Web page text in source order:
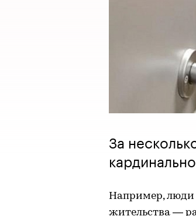
За
Например, люди
жительства —